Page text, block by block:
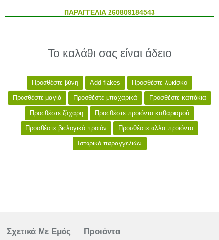
ΠΑΡΑΓΓΕΛΙΑ 260809184543
Το καλάθι σας είναι άδειο
Προσθέστε βύνη Add flakes Προσθέστε λυκίσκο
Προσθέστε μαγιά Προσθέστε μπαχαρικά Προσθέστε καπάκια
Προσθέστε ζάχαρη Προσθέστε προιόντα καθαρισμού
Προσθέστε βιολογικό προιόν Προσθέστε άλλα προϊόντα
Ιστορικό παραγγελιών
Σχετικά Με Εμάς Προιόντα